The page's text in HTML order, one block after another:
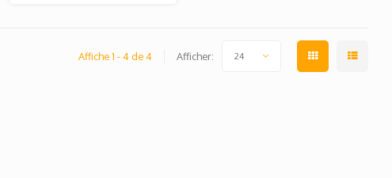
Affiche 1 - 4 de 4 Afficher: 24